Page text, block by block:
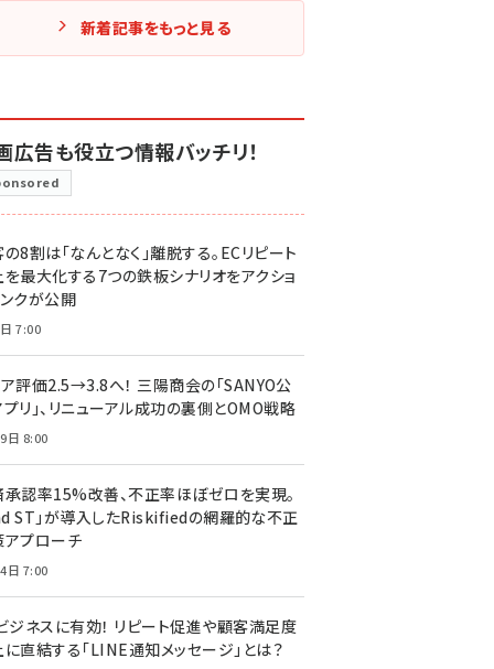
新着記事をもっと見る
広告も役立つ情報バッチリ！
8割は「なんとなく」離脱する。ECリピート
最大化する7つの鉄板シナリオをアクショ
クが公開
7:00
評価2.5→3.8へ！ 三陽商会の「SANYO公
リ」、リニューアル成功の裏側とOMO戦略
日 8:00
認率15%改善、不正率ほぼゼロを実現。
ST」が導入したRiskifiedの網羅的な不正
アプローチ
日 7:00
ジネスに有効！ リピート促進や顧客満足度
直結する「LINE通知メッセージ」とは？